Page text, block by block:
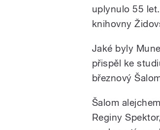
uplynulo 55
knihovny
Jaké byly
přispěl ke
březnový
Šalom
Reginy